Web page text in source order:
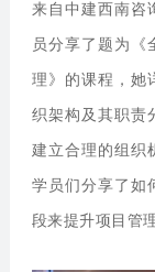
来自中建西南咨
员分享了题为《
理》 的课程，她
织架构及其职责
建立合理的组织
学员们分享了如
段来提升项目管